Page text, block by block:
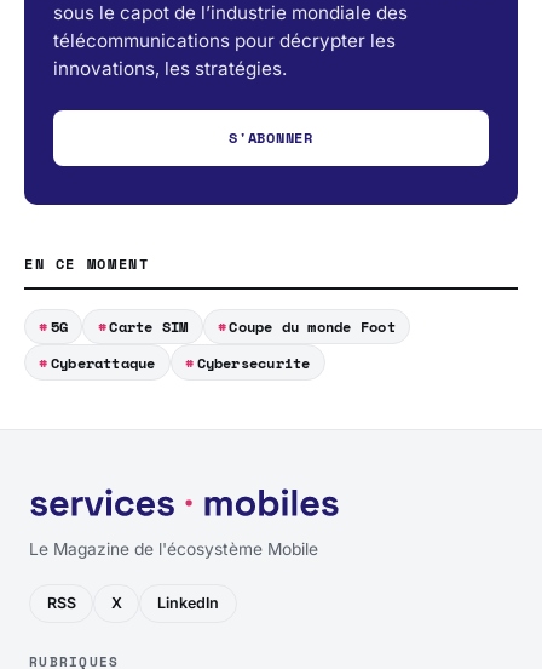
sous le capot de l’industrie mondiale des
télécommunications pour décrypter les
innovations, les stratégies.
S'ABONNER
EN CE MOMENT
5G Carte SIM
Coupe du monde Foot
Cyberattaque
Cybersecurite
Le Magazine de l'écosystème Mobile
RSS X LinkedIn
RUBRIQUES